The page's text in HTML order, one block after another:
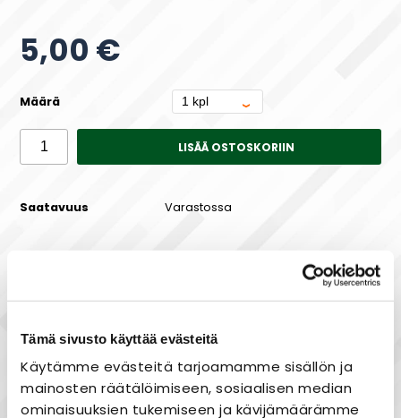
Tämä sivusto käyttää evästeitä
Käytämme evästeitä tarjoamamme sisällön ja
mainosten räätälöimiseen, sosiaalisen median
ominaisuuksien tukemiseen ja kävijämäärämme
5,00 €
Määrä
LISÄÄ OSTOSKORIIN
Saatavuus Varastossa
Nopea toimitus